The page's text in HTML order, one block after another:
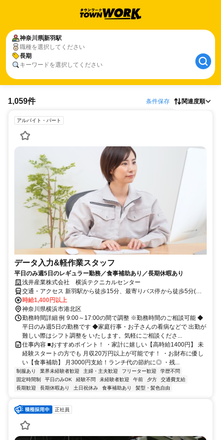
神奈川県新羽駅
職種を選択してください
長期
キーワードを選択してください
1,059件 条件保存 関連度順
アルバイト・パート
データ入力&軽作業スタッフ
平日のみ週5日のレギュラー勤務／食事補助あり／長期休暇あり
浅井産業株式会社 横浜テクニカルセンター
交通・アクセス 新羽駅から徒歩15分、最寄りバス停から徒歩5分(綱
島駅～新羽駅間)
時給1,400円以上
神奈川県横浜市港北区
勤務時間詳細 例 9:00～17:00の間で調整 ※勤務時間のご相談可能 ◆
平日のみ週5日の勤務です ◆家庭行事・お子さんの看病などで 出勤が
難しい際はシフト調整を いたします。気軽にご相談くださ...
仕事内容 ■おすすめポイント！ ・家計に嬉しい【高時給1400円】 未
経験スタートの方でも 月収20万円以上が可能です！ ・お財布に優し
い【食事補助】 月3000円支給！ランチ代の節約に◎ ・残...
制服あり 業界未経験者歓迎 主婦・主夫歓迎 フリーター歓迎
学歴不問
固定時間制
平日のみOK 経験不問 未経験者歓迎 午前 夕方
交通費支給
長期歓迎
長期休暇あり 土日祝休み 食事補助あり 髪型・髪色自由
正社員